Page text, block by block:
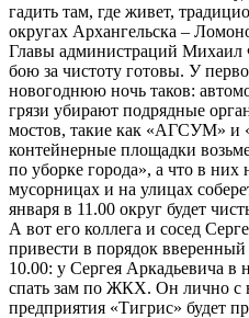
гадить там, где живет,
округах Архангельска –
Главы администраций
бою за чистоту готовы. У
новогоднюю ночь таков:
грязи убирают подрядные
мостов, такие как «АГСУМ» и
контейнерные площадки
по уборке города», а что в них
мусорницах и на улицах
января в 11.00 округ будет
А вот его коллега и сосед
привести в порядок
10.00: у Сергея Аркадьевича в
спать зам по ЖКХ. Он лично с
предприятия «Тигрис» будет